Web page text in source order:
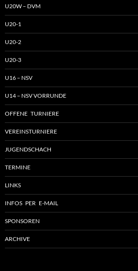
U20W – DVM
U20-1
U20-2
U20-3
U16 – NSV
U14 – NSV VORRUNDE
OFFENE TURNIERE
VEREINSTURNIERE
JUGENDSCHACH
TERMINE
LINKS
INFOS PER E-MAIL
SPONSOREN
ARCHIVE